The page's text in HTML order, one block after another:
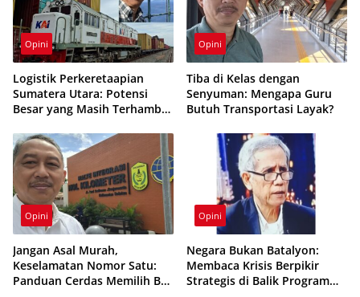
Opini
Logistik Perkeretaapian
Sumatera Utara: Potensi
Besar yang Masih Terhambat
Opini
Tiba di Kelas dengan
Senyuman: Mengapa Guru
Butuh Transportasi Layak?
Opini
Jangan Asal Murah,
Keselamatan Nomor Satu:
Panduan Cerdas Memilih Bus
Opini
Negara Bukan Batalyon:
Membaca Krisis Berpikir
Strategis di Balik Program